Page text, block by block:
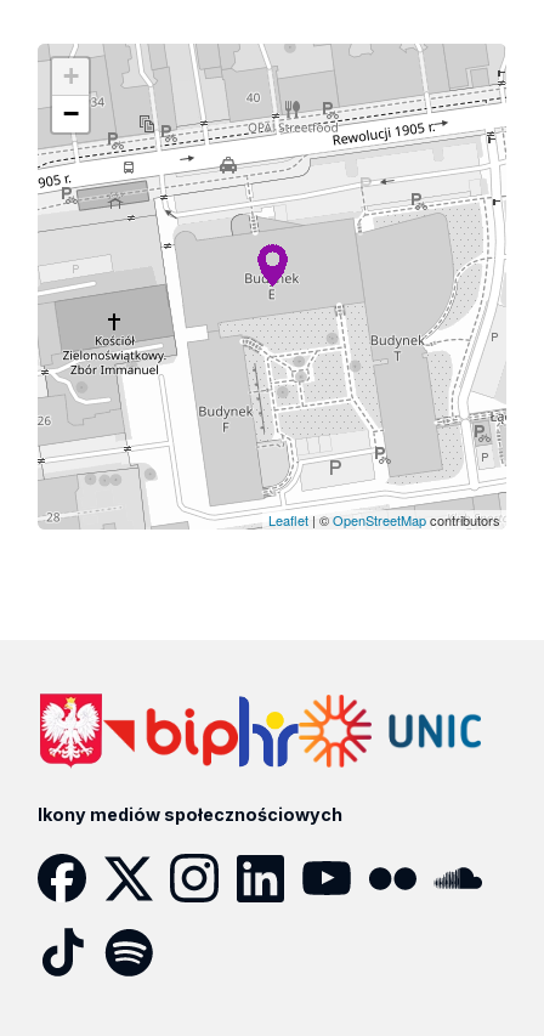
+
−
Leaflet| ©OpenStreetMapcontributors
Ikony mediów społecznościowych